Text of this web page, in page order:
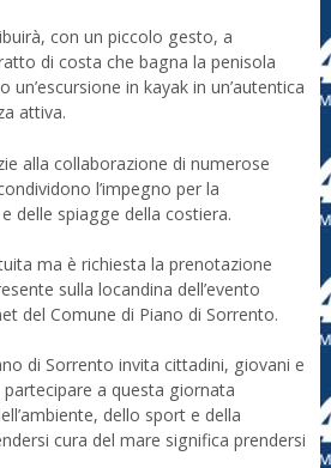
con un piccolo gesto, a
di costa che bagna la penisola
in kayak in un’autentica
attiva.
alla collaborazione di numerose
l’impegno per la
delle spiagge della costiera.
ma è richiesta la prenotazione
sulla locandina dell’evento
del Comune di Piano di Sorrento.
di Sorrento invita cittadini, giovani e
a questa giornata
dello sport e della
cura del mare significa prendersi